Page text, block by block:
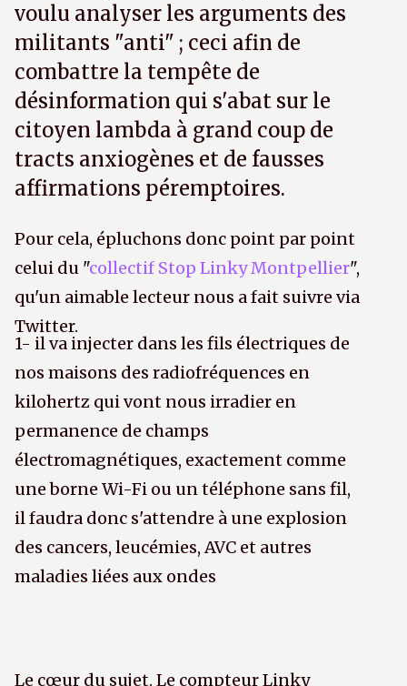
voulu analyser les arguments des
militants "anti" ; ceci afin de
combattre la tempête de
désinformation qui s'abat sur le
citoyen lambda à grand coup de
tracts anxiogènes et de fausses
affirmations péremptoires.
Pour cela, épluchons donc point par point
celui du "collectif Stop Linky Montpellier",
qu'un aimable lecteur nous a fait suivre via
Twitter.
1- il va injecter dans les fils électriques de
nos maisons des radiofréquences en
kilohertz qui vont nous irradier en
permanence de champs
électromagnétiques, exactement comme
une borne Wi-Fi ou un téléphone sans fil,
il faudra donc s'attendre à une explosion
des cancers, leucémies, AVC et autres
maladies liées aux ondes
Le cœur du sujet. Le compteur Linky